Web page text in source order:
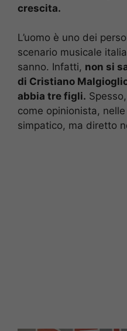
crescita.
L’uomo è uno dei
scenario musicale
sanno. Infatti, non si
di Cristiano
abbia tre figli.
come opinionista,
simpatico, ma diretto